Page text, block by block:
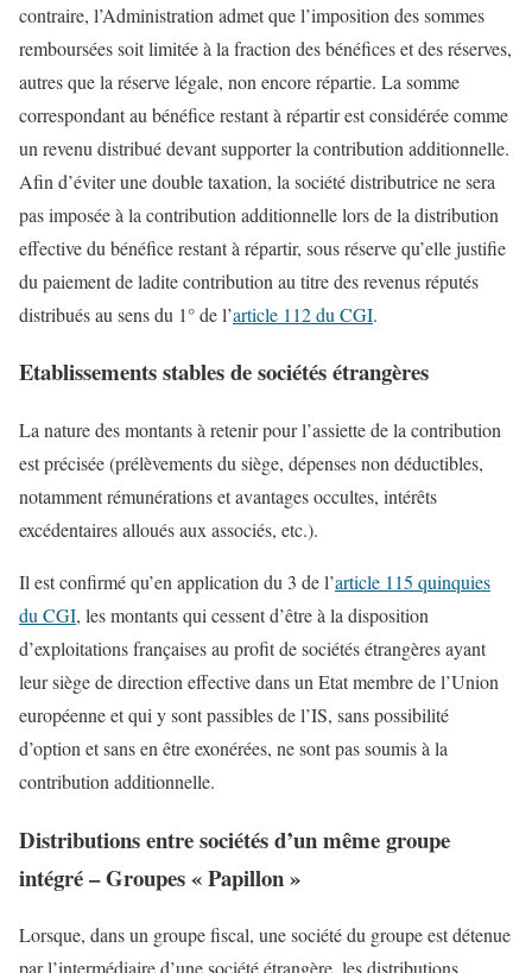
contraire, l’Administration admet que l’imposition des sommes
remboursées soit limitée à la fraction des bénéfices et des réserves,
autres que la réserve légale, non encore répartie. La somme
correspondant au bénéfice restant à répartir est considérée comme
un revenu distribué devant supporter la contribution additionnelle.
Afin d’éviter une double taxation, la société distributrice ne sera
pas imposée à la contribution additionnelle lors de la distribution
effective du bénéfice restant à répartir, sous réserve qu’elle justifie
du paiement de ladite contribution au titre des revenus réputés
distribués au sens du 1° de l’article 112 du CGI.
Etablissements stables de sociétés étrangères
La nature des montants à retenir pour l’assiette de la contribution
est précisée (prélèvements du siège, dépenses non déductibles,
notamment rémunérations et avantages occultes, intérêts
excédentaires alloués aux associés, etc.).
Il est confirmé qu’en application du 3 de l’article 115 quinquies
du CGI, les montants qui cessent d’être à la disposition
d’exploitations françaises au profit de sociétés étrangères ayant
leur siège de direction effective dans un Etat membre de l’Union
européenne et qui y sont passibles de l’IS, sans possibilité
d’option et sans en être exonérées, ne sont pas soumis à la
contribution additionnelle.
Distributions entre sociétés d’un même groupe
intégré – Groupes « Papillon »
Lorsque, dans un groupe fiscal, une société du groupe est détenue